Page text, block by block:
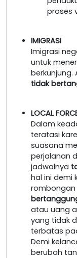
proses
IMIGRASI
Imigrasi
untuk
berkunjung.
tidak
LOCAL
Dalam
teratasi
suasana
perjalanan
jadwalnya
hal ini demi
rombongan
atau uang
yang tidak
terbatas
Demi
berubah